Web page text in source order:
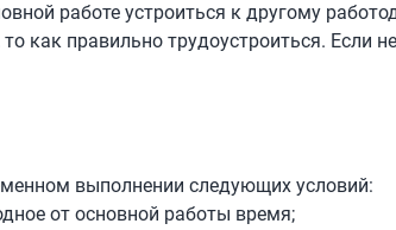
работе устроиться к другому
как правильно трудоустроиться. Если
выполнении следующих условий:
от основной работы время;